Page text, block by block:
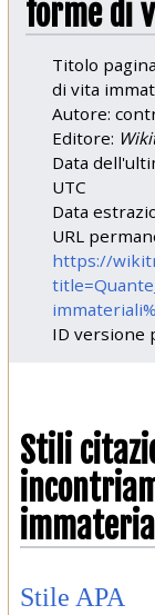
forme di
Titolo
di vita
Autore:
Editore:
Data
UTC
Data
URL
https://
ID versione
Stili
Stile APA